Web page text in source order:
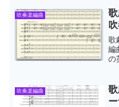
ち
に
吹奏楽編曲
歌
編
の
な
吹奏楽編曲